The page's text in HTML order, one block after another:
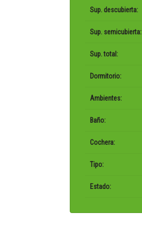
Sup. descubierta:
Sup. semicubierta:
Sup. total:
Dormitorio:
Ambientes:
Baño:
Cochera:
Tipo:
Estado: